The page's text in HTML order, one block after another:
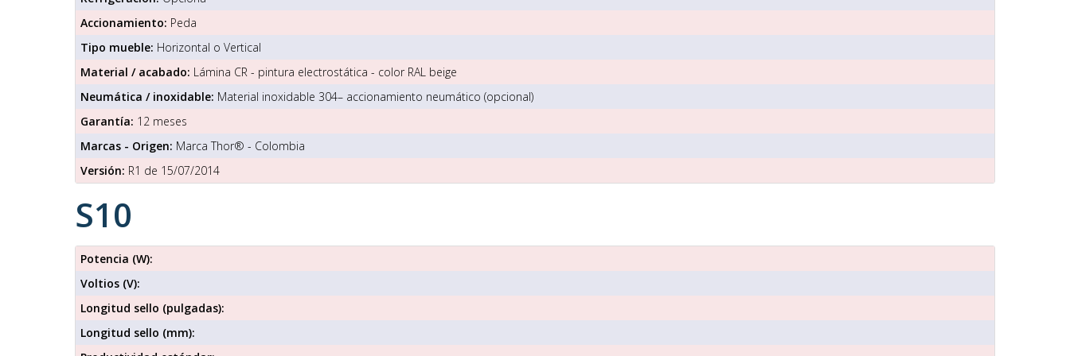
Accionamiento: Peda
Tipo mueble: Horizontal o Vertical
Material / acabado: Lámina CR - pintura electrostática - color RAL beige
Neumática / inoxidable: Material inoxidable 304– accionamiento neumático (opcional)
Garantía: 12 meses
Marcas - Origen: Marca Thor® - Colombia
Versión: R1 de 15/07/2014
S10
Potencia (W):
Voltios (V):
Longitud sello (pulgadas):
Longitud sello (mm):